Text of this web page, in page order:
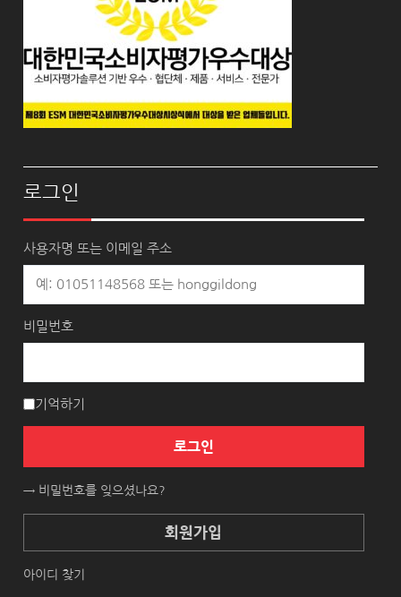
로그인
사용자명 또는 이메일 주소
비밀번호
기억하기
로그인
→ 비밀번호를 잊으셨나요?
회원가입
아이디 찾기